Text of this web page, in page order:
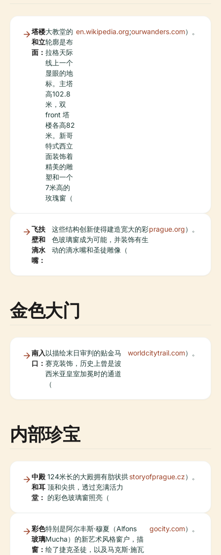
塔楼
和立
面：
大教堂的
轮廓是布
拉格天际
线上一个
显眼的地
标。主塔
高102.8
米，双
front 塔
楼各高82
米。新哥
特式西立
面装饰着
精美的雕
塑和一个
7米高的
玫瑰窗（
en.wikipedia.org;ourwanders.com）。
飞扶
壁和
滴水
嘴：
这些结构创新使得建造宽大的彩
色玻璃窗成为可能，并装饰有生
动的滴水嘴和圣徒雕像（
prague.org）。
金色大门
南入
口：
以描绘末日审判的贴金马
赛克装饰，历史上曾是波
西米亚皇室加冕时的通道
（
worldcitytrail.com）。
内部珍宝
中殿
和耳
堂：
124米长的大殿拥有肋状拱
顶和尖拱，透过充满活力
的彩色玻璃窗照亮（
storyofprague.cz）。
彩色
玻璃
窗：
特别是阿尔丰斯·穆夏（Alfons
Mucha）的新艺术风格窗户，描
绘了捷克圣徒，以及马克斯·施瓦
gocity.com）。